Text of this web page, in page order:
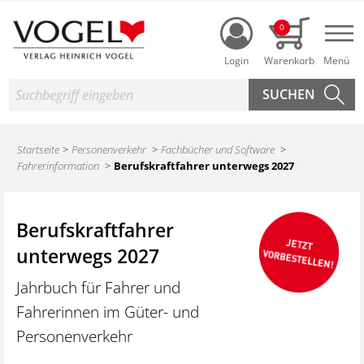
Login
0
Suche
Startseite Personenverkehr
Fachbücher und Software
Fahrerinformation
Berufskraftfahrer unterwegs 2027
Berufskraftfahrer
unterwegs 2027
Jahrbuch für Fahrer und
Fahrerinnen im Güter- und
Personenverkehr